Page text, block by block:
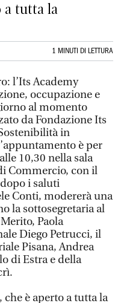
a tutta la
1 MINUTI DI LETTURA
l’Its Academy
occupazione e
al momento
da Fondazione Its
in
è per
10,30 nella sala
Commercio, con il
i saluti
Conti, modererà una
la sottosegretaria al
Paola
Diego Petrucci, il
Pisana, Andrea
di Estra e della
è aperto a tutta la